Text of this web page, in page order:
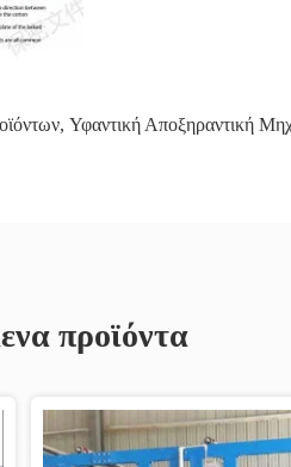
, Υφαντική Αποξηραντική
προϊόντα